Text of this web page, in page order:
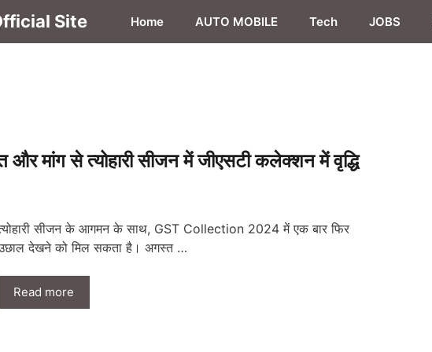
Site Home AUTO MOBILE Tech JOBS
से त्योहारी सीजन में जीएसटी कलेक्शन में वृद्धि
सीजन के आगमन के साथ, GST Collection 2024 में एक बार फिर
देखने को मिल सकता है। अगस्त …
Read more